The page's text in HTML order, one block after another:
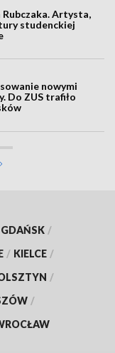
Artysta,
studenckiej
nowymi
Do ZUS trafiło
GDAŃSK /
/ KIELCE /
/
/